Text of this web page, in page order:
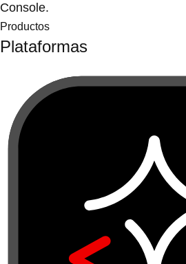
Console.
Productos
Plataformas